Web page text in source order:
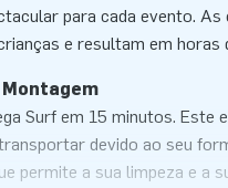
para cada evento.
e resultam em horas
Surf em 15 minutos. Este
devido ao seu
permite a sua limpeza e a